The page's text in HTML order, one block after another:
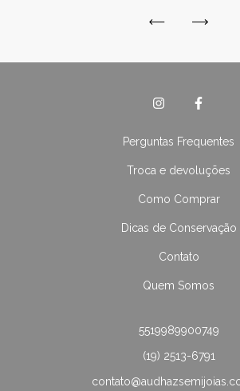
Perguntas Frequentes
Troca e devoluções
Como Comprar
Dicas de Conservação
Contato
Quem Somos
5519989900749
(19) 2513-6791